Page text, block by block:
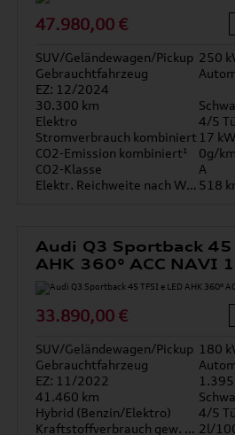
47.980,00 €
SUV/Geländewagen/Pickup 250
Gebrauchtfahrzeug
EZ: 12/2024
30.300 km
Elektro
4/5
Stromverbrauch kombiniert 17
CO2-Emission kombiniert¹
0g/km
CO2-Klasse
A
Elektr. Reichweite nach WLTP* 518
Audi Q3 Sportback 45
AHK 360° ACC NAVI
33.890,00 €
SUV/Geländewagen/Pickup 180
Gebrauchtfahrzeug
EZ: 11/2022
1.395
41.460 km
Hybrid (Benzin/Elektro)
4/5
Kraftstoffverbrauch gew. kombiniert 2l/